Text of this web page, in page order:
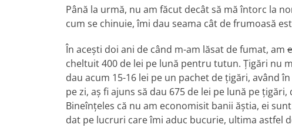
Până la urmă, nu am făcut decât să mă întorc la
cum se chinuie, îmi dau seama cât de frumoasă
În acești doi ani de când m-am lăsat de fumat, am
cheltuit 400 de lei pe lună pentru tutun. Țigări nu
dau acum 15-16 lei pe un pachet de țigări, având
pe zi, aș fi ajuns să dau 675 de lei pe lună pe
Bineînțeles că nu am economisit banii ăștia, ei
dat pe lucruri care îmi aduc bucurie, ultima astfel